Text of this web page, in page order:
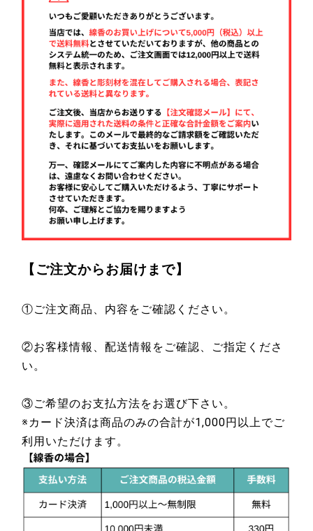
【ご注文からお届けまで】
①ご注文商品、内容をご確認ください。
②お客様情報、配送情報をご確認、ご指定くださ
い。
③ご希望のお支払方法をお選び下さい。
※カード決済は商品のみの合計が1,000円以上でご
利用いただけます。